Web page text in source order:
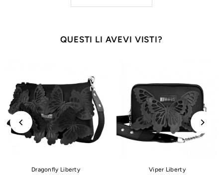
QUESTI LI AVEVI VISTI?
Dragonfly Liberty
Viper Liberty